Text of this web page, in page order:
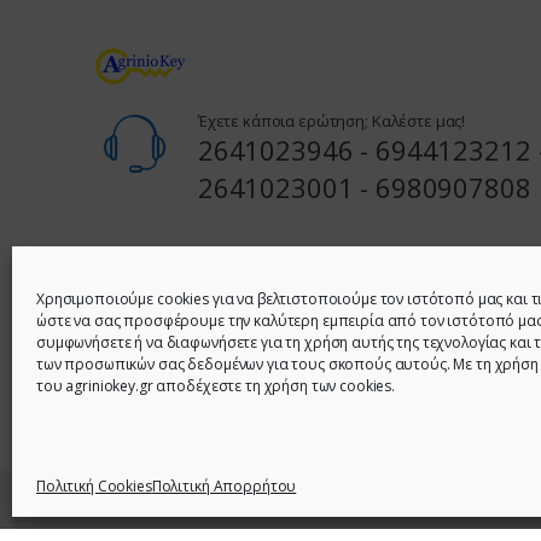
Χρησιμοποιούμε cookies για να βελτιστοποιούμε τον ιστότοπό μας και
ώστε να σας προσφέρουμε την καλύτερη εμπειρία από τον ιστότοπό
συμφωνήσετε ή να διαφωνήσετε για τη χρήση αυτής της τεχνολογίας και
των προσωπικών σας δεδομένων για τους σκοπούς αυτούς. Με τη
του agriniokey.gr αποδέχεστε τη χρήση των cookies.
Πολιτική CookiesΠολιτική Απορρήτου
Έχετε κάποια ερώτηση; Καλέστε μας!
2641023946 - 6944123212
2641023001 - 6980907808
1ο Κατάστημα: Ι. ΣΤΑΪΚΟΥ 62 & ΚΑΚΑΒΙΑ (ΓΩΝΙΑ) –
2ο Κατάστημα: ΠΑΝΟΥ ΣΟΥΛΟΥ 10 ΑΓΡΙΝΙΟ - ΤΗΛ:
6980907808
© 2021 - Agrinio Key - All Rights Reserved | Κατασκευή